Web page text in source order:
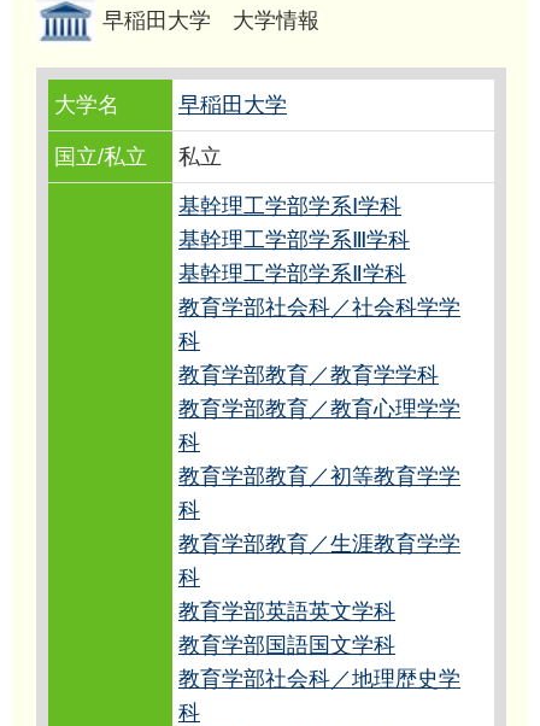
早稲田大学 大学情報
大学名 早稲田大学
国立/私立 私立
基幹理工学部学系Ⅰ学科
基幹理工学部学系Ⅲ学科
基幹理工学部学系Ⅱ学科
教育学部社会科／社会科学学
科
教育学部教育／教育学学科
教育学部教育／教育心理学学
科
教育学部教育／初等教育学学
科
教育学部教育／生涯教育学学
科
教育学部英語英文学科
教育学部国語国文学科
教育学部社会科／地理歴史学
科